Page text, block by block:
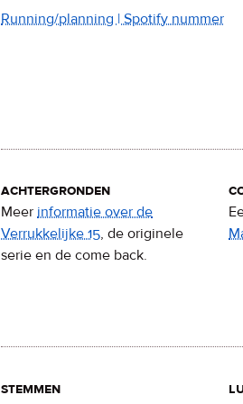
Running/planning | Spotify nummer
achtergronden
Meer informatie over de
Verrukkelijke 15, de originele
serie en de come back.
stemmen